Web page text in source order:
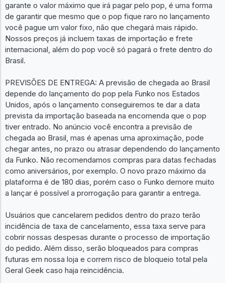
garante o valor máximo que irá pagar pelo pop, é uma forma
de garantir que mesmo que o pop fique raro no lançamento
você pague um valor fixo, não que chegará mais rápido.
Nossos preços já incluem taxas de importação e frete
internacional, além do pop você só pagará o frete dentro do
Brasil.
PREVISÕES DE ENTREGA: A previsão de chegada ao Brasil
depende do lançamento do pop pela Funko nos Estados
Unidos, após o lançamento conseguiremos te dar a data
prevista da importação baseada na encomenda que o pop
tiver entrado. No anúncio você encontra a previsão de
chegada ao Brasil, mas é apenas uma aproximação, pode
chegar antes, no prazo ou atrasar dependendo do lançamento
da Funko. Não recomendamos compras para datas fechadas
como aniversários, por exemplo. O novo prazo máximo da
plataforma é de 180 dias, porém caso o Funko demore muito
a lançar é possível a prorrogação para garantir a entrega.
Usuários que cancelarem pedidos dentro do prazo terão
incidência de taxa de cancelamento, essa taxa serve para
cobrir nossas despesas durante o processo de importação
do pedido. Além disso, serão bloqueados para compras
futuras em nossa loja e correm risco de bloqueio total pela
Geral Geek caso haja reincidência.